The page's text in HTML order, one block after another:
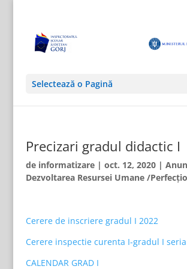
Selectează o Pagină
Precizari gradul didactic I
de informatizare| oct. 12, 2020|
Dezvoltarea Resursei Umane /
Cerere de inscriere gradul I 2022
Cerere inspectie curenta I-gradul I seria
CALENDAR GRAD I